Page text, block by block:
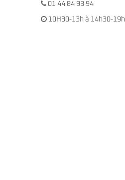
01 44 84 93 94
10H30-13h à 14h30-19h